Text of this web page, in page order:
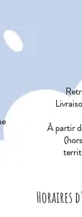
Àpartir
Horaires